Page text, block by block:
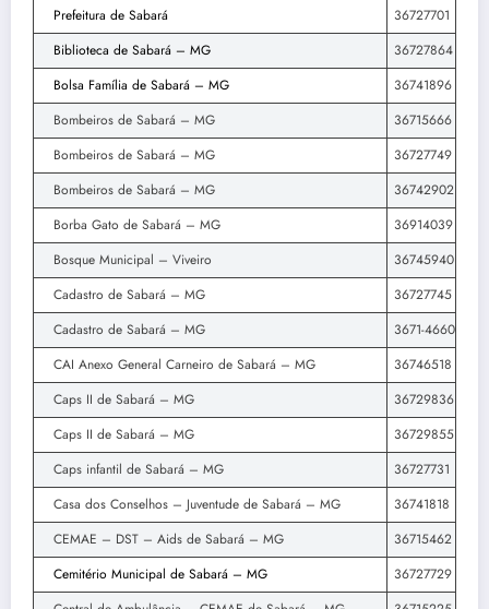
Prefeitura de Sabará
36727701
Biblioteca de Sabará – MG
36727864
Bolsa Família de Sabará – MG
36741896
Bombeiros de Sabará – MG
36715666
Bombeiros de Sabará – MG
36727749
Bombeiros de Sabará – MG
36742902
Borba Gato de Sabará – MG
36914039
Bosque Municipal – Viveiro
36745940
Cadastro de Sabará – MG
36727745
Cadastro de Sabará – MG
3671-4660
CAI Anexo General Carneiro de Sabará – MG
36746518
Caps II de Sabará – MG
36729836
Caps II de Sabará – MG
36729855
Caps infantil de Sabará – MG
36727731
Casa dos Conselhos – Juventude de Sabará – MG
36741818
CEMAE – DST – Aids de Sabará – MG
36715462
Cemitério Municipal de Sabará – MG
36727729